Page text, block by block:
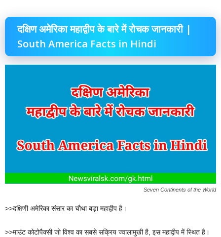
दक्षिण अमेरिका महाद्वीप के बारे में रोचक जानकारी |
South America Facts in Hindi
Seven Continents of the World
>>दक्षिणी अमेरिका संसार का चौथा बड़ा महाद्वीप है।
>>माउंट कोटोपैक्सी जो विश्व का सबसे सक्रिय ज्वालामुखी है, इस महाद्वीप में स्थित है।